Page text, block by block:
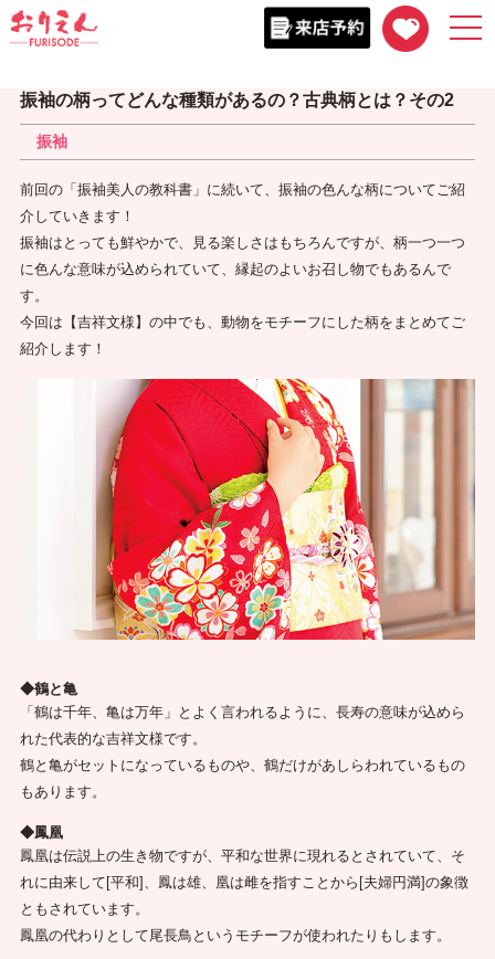
振袖の柄ってどんな種類があるの？古典柄とは？その2
振袖
前回の「振袖美人の教科書」に続いて、振袖の色んな柄についてご紹
介していきます！
振袖はとっても鮮やかで、見る楽しさはもちろんですが、柄一つ一つ
に色んな意味が込められていて、縁起のよいお召し物でもあるんで
す。
今回は【吉祥文様】の中でも、動物をモチーフにした柄をまとめてご
紹介します！
◆鶴と亀
「鶴は千年、亀は万年」とよく言われるように、長寿の意味が込めら
れた代表的な吉祥文様です。
鶴と亀がセットになっているものや、鶴だけがあしらわれているもの
もあります。
◆鳳凰
鳳凰は伝説上の生き物ですが、平和な世界に現れるとされていて、そ
れに由来して[平和]、鳳は雄、凰は雌を指すことから[夫婦円満]の象徴
ともされています。
鳳凰の代わりとして尾長鳥というモチーフが使われたりもします。